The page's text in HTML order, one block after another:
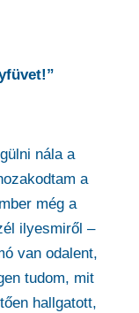
nála a
a
még a
ilyesmiről –
van odalent,
tudom, mit
hallgatott,